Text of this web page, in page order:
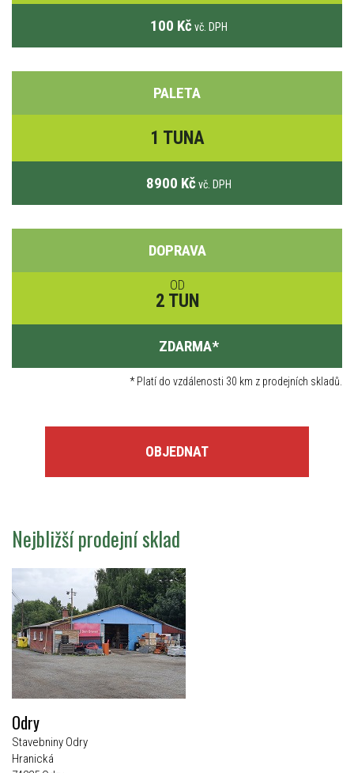
100 Kč vč. DPH
PALETA
1 TUNA
8900 Kč vč. DPH
DOPRAVA
OD
2 TUN
ZDARMA*
*Platí do vzdálenosti 30 km z prodejních skladů.
OBJEDNAT
Nejbližší prodejní sklad
Odry
Stavebniny Odry
Hranická